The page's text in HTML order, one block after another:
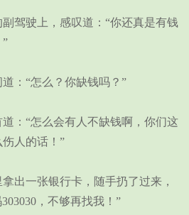
驶上，感叹道：“你还真是有钱
“怎么？你缺钱吗？”
“怎么会有人不缺钱啊，你们这
人的话！”
一张银行卡，随手扔了过来，
，不够再找我！”